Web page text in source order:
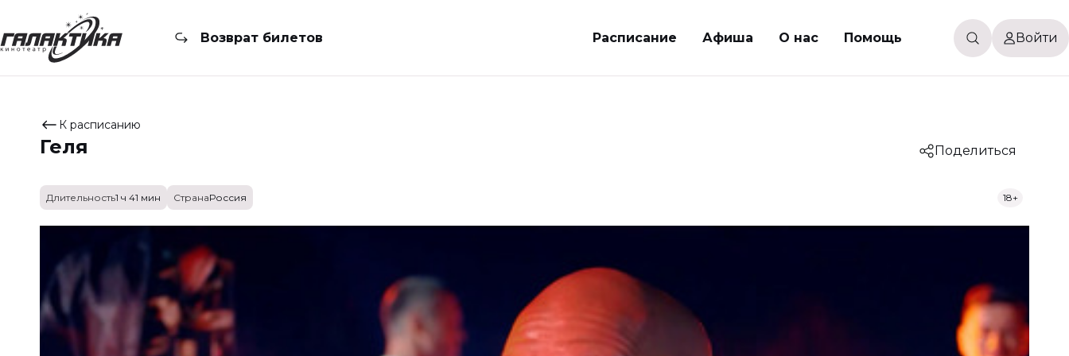
Возврат билетов Расписание Афиша О нас Помощь Войти
К расписанию
Геля Поделиться
Длительность1 ч 41 мин СтранаРоссия 18+